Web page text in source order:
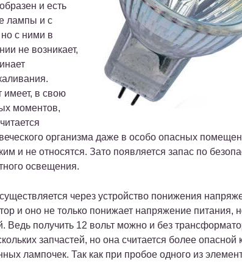
и есть
лампы и с
с ними в
не возникает,
имеет, в свою
моментов,
организма даже в особо опасных
и не относятся. Зато появляется запас по
освещения.
через устройство понижения
и оно не только понижает напряжение питания,
Ведь получить 12 вольт можно и без
запчастей, но она считается более опасной
лампочек. Так как при пробое одного из